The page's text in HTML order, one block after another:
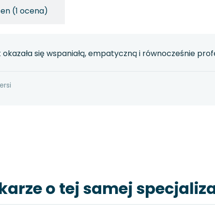
(1 ocena)
się wspaniałą, empatyczną i równocześnie
o tej samej